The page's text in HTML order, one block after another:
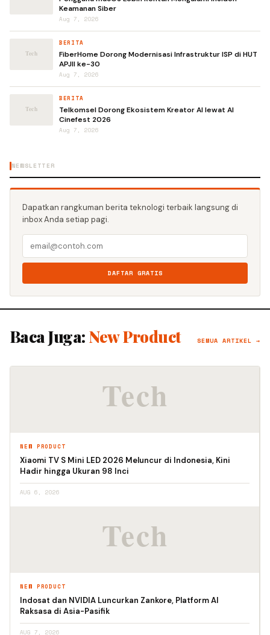
Keamanan Siber
Aug 7, 2026
BERITA
FiberHome Dorong Modernisasi Infrastruktur ISP di HUT
APJII ke-30
Aug 7, 2026
BERITA
Telkomsel Dorong Ekosistem Kreator AI lewat AI
Cinefest 2026
Aug 7, 2026
NEWSLETTER
Dapatkan rangkuman berita teknologi terbaik langsung di
inbox Anda setiap pagi.
DAFTAR GRATIS
Baca Juga: New Product SEMUA ARTIKEL →
NEW PRODUCT
Xiaomi TV S Mini LED 2026 Meluncur di Indonesia, Kini
Hadir hingga Ukuran 98 Inci
AUG 6, 2026
NEW PRODUCT
Indosat dan NVIDIA Luncurkan Zankore, Platform AI
Raksasa di Asia-Pasifik
AUG 7, 2026